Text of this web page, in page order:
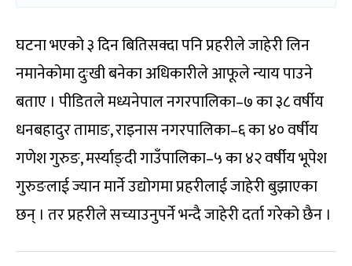
घटना भएको ३ दिन बितिसक्दा पनि प्रहरीले जाहेरी लिन
नमानेकोमा दुःखी बनेका अधिकारीले आफूले न्याय पाउने
बताए । पीडितले मध्यनेपाल नगरपालिका–७ का ३८ वर्षीय
धनबहादुर तामाङ, राइनास नगरपालिका–६ का ४० वर्षीय
गणेश गुरुङ, मर्स्याङ्दी गाउँपालिका–५ का ४२ वर्षीय भूपेश
गुरुङलाई ज्यान मार्ने उद्योगमा प्रहरीलाई जाहेरी बुझाएका
छन् । तर प्रहरीले सच्याउनुपर्ने भन्दै जाहेरी दर्ता गरेको छैन ।